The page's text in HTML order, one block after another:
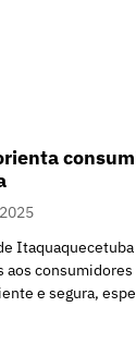
aos
e segura,